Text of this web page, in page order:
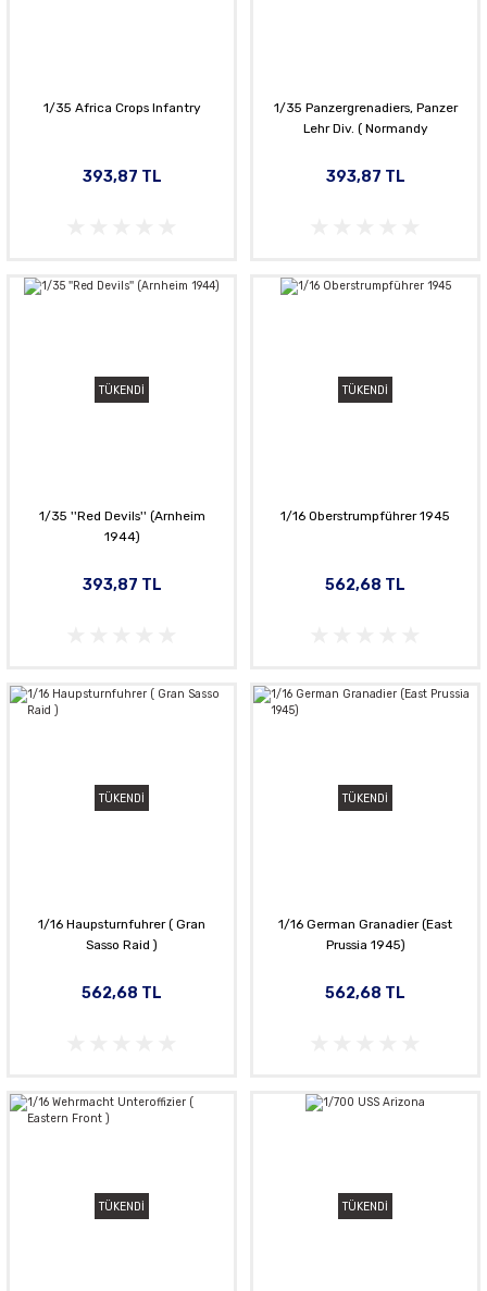
1/35 Africa Crops Infantry
393,87 TL
1/35 Panzergrenadiers, Panzer
Lehr Div. ( Normandy
393,87 TL
TÜKENDİ
1/35 ''Red Devils'' (Arnheim
1944)
393,87 TL
TÜKENDİ
1/16 Oberstrumpführer 1945
562,68 TL
TÜKENDİ
1/16 Haupsturnfuhrer ( Gran
Sasso Raid )
562,68 TL
TÜKENDİ
1/16 German Granadier (East
Prussia 1945)
562,68 TL
TÜKENDİ TÜKENDİ